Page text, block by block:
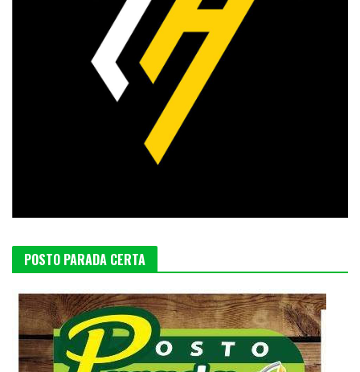
POSTO PARADA CERTA